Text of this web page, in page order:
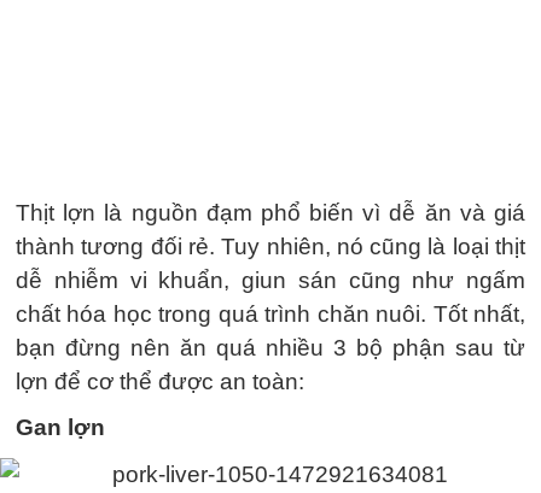
Thịt lợn là nguồn đạm phổ biến vì dễ ăn và giá
thành tương đối rẻ. Tuy nhiên, nó cũng là loại thịt
dễ nhiễm vi khuẩn, giun sán cũng như ngấm
chất hóa học trong quá trình chăn nuôi. Tốt nhất,
bạn đừng nên ăn quá nhiều 3 bộ phận sau từ
lợn để cơ thể được an toàn:
Gan lợn